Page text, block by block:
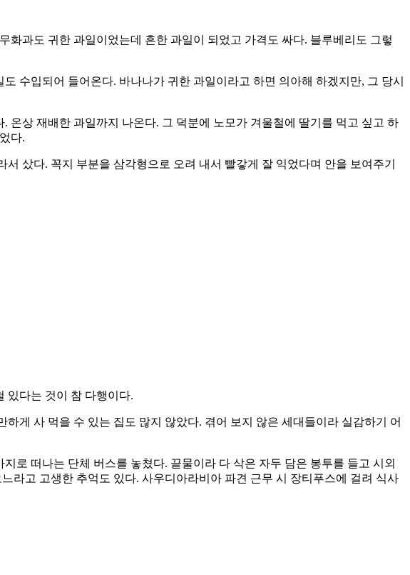
과도 귀한 과일이었는데 흔한 과일이 되었고 가격도 싸다. 블루베리도 그렇
수입되어 들어온다. 바나나가 귀한 과일이라고 하면 의아해 하겠지만, 그 당시
상 재배한 과일까지 나온다. 그 덕분에 노모가 겨울철에 딸기를 먹고 싶고 하
다.
샀다. 꼭지 부분을 삼각형으로 오려 내서 빨갛게 잘 익었다며 안을 보여주기
있다는 것이 참 다행이다.
게 사 먹을 수 있는 집도 많지 않았다. 겪어 보지 않은 세대들이라 실감하기 어
로 떠나는 단체 버스를 놓쳤다. 끝물이라 다 삭은 자두 담은 봉투를 들고 시외
라고 고생한 추억도 있다. 사우디아라비아 파견 근무 시 장티푸스에 걸려 식사